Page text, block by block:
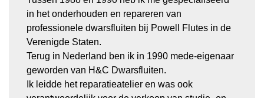
in het onderhouden en repareren van
professionele dwarsfluiten bij Powell Flutes in de
Verenigde Staten.
Terug in Nederland ben ik in 1990 mede-eigenaar
geworden van H&C Dwarsfluiten.
Ik leidde het reparatieatelier en was ook